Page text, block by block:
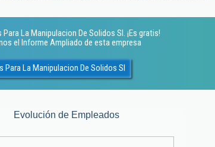
La Manipulacion De Solidos Sl. ¡Es gratis!
el Informe Ampliado de esta empresa
Para La Manipulacion De Solidos Sl
Evolución de Empleados